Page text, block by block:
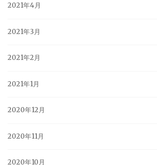
2021年4月
2021年3月
2021年2月
2021年1月
2020年12月
2020年11月
2020年10月